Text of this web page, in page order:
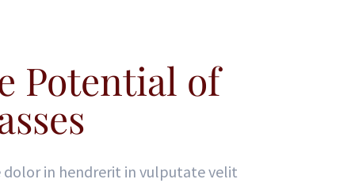
Potential of
dolor in hendrerit in vulputate velit